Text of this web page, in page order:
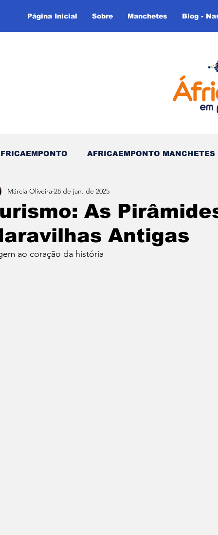
Página Inicial Sobre Manchetes Blog -
AFRICAEMPONTO MANCHETES
do Tempo - (Blog) Nas linhas do Tempo (Blog -
As
Antigas
Márcia Oliveira 28 de jan. de 2025
ao coração da história